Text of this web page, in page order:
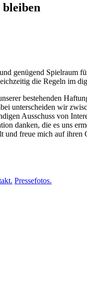
genügend
die Regeln im
bestehenden
unterscheiden wir
Ausschuss von
danken, die es uns
freue mich auf ihren
Pressefotos.